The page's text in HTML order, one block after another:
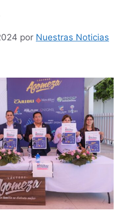
por Nuestras Noticias